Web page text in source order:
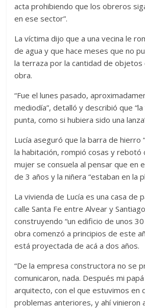
acta prohibiendo que los obreros
en ese sector”.
La víctima dijo que a una vecina le
de agua y que hace meses que no
la terraza por la cantidad de objetos
obra.
“Fue el lunes pasado,
mediodía”, detalló y describió que
punta, como si hubiera sido una
Lucía aseguró que la barra de hierro
la habitación, rompió cosas y rebotó
mujer se consuela al pensar que en
de 3 años y la niñera “estaban en la
La vivienda de Lucía es una casa de
calle Santa Fe entre Alvear y
construyendo “un edificio de unos
obra comenzó a principios de este
está proyectada de acá a dos años.
“De la empresa constructora no se
comunicaron, nada. Después mi
arquitecto, con el que estuvimos en
problemas anteriores, y ahí vinieron